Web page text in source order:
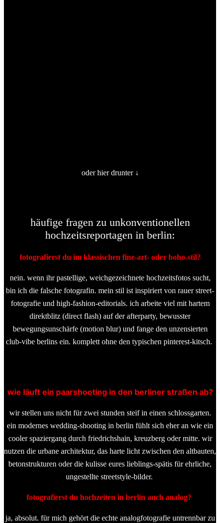
oder hier drunter ↓
häufige fragen zu unkonventionellen
hochzeitsreportagen in berlin:
fotografierst du im klassischen fine-art- oder boho-stil?
nein. wenn ihr pastellige, weichgezeichnete hochzeitsfotos sucht,
bin ich die falsche fotografin. mein stil ist inspiriert von rauer street-
fotografie und high-fashion-editorials. ich arbeite viel mit hartem
direktblitz (direct flash) auf der afterparty, bewusster
bewegungsunschärfe (motion blur) und fange den unzensierten
club-vibe berlins ein. komplett ohne den typischen pinterest-kitsch.
wie läuft ein paarshooting in den berliner straßen ab?
wir stellen uns nicht für zwei stunden steif in einen schlossgarten.
ein modernes wedding-shooting in berlin fühlt sich eher an wie ein
cooler spaziergang durch friedrichshain, kreuzberg oder mitte. wir
nutzen die urbane architektur, das harte licht zwischen den altbauten,
betonstrukturen oder die kulisse eures lieblings-spätis für ehrliche,
ungestellte streetstyle-bilder.
fotografierst du hochzeiten in berlin auch analog?
ja, absolut. für mich gehört die echte analogfotografie untrennbar zu